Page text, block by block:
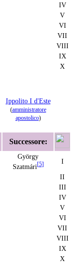
IV
V
VI
VII
VIII
IX
X
Ippolito I d'Este
(amministratore
apostolico)
Successore:
György
Szatmári[5]
I
II
III
IV
V
VI
VII
VIII
IX
X